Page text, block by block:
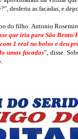
?”, desferiu as facadas, e
do filho. Antonio
que iria para São Bento/
1 real no bolso e deu
umas facadas”, disse.